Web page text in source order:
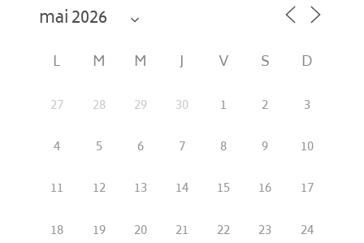
L M M J V S D
27 28 29 30 1 2
3
4
5 6 7 8 9
10
11
12 13 14 15 16
17
18
19 20 21 22 23
24